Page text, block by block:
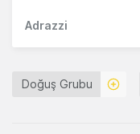
Adrazzi
Doğuş Grubu